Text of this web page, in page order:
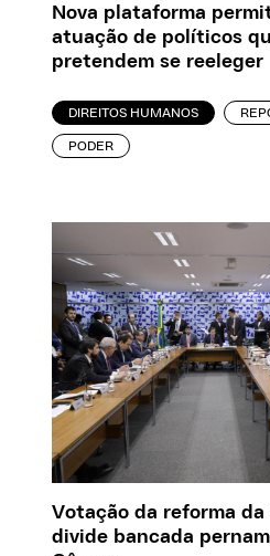
Nova plataforma
atuação de políticos
pretendem se reeleger
DIREITOS HUMANOS
PODER
Votação da reforma
divide bancada